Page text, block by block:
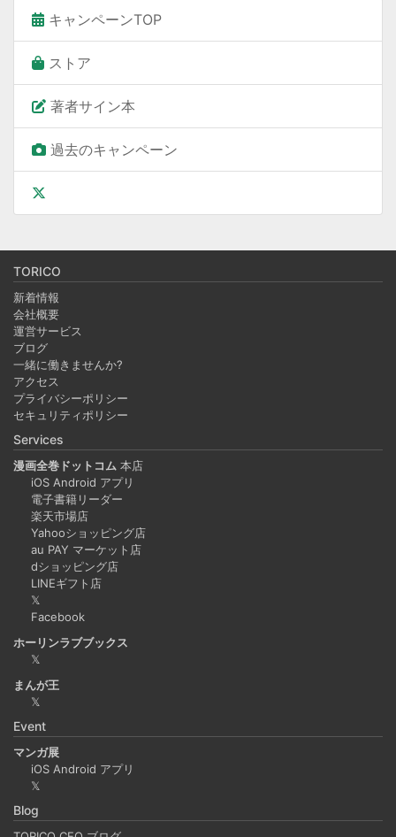
キャンペーンTOP
ストア
著者サイン本
過去のキャンペーン
TORICO
新着情報
会社概要
運営サービス
ブログ
一緒に働きませんか?
アクセス
プライバシーポリシー
セキュリティポリシー
Services
漫画全巻ドットコム 本店
iOS Android アプリ
電子書籍リーダー
楽天市場店
Yahooショッピング店
au PAY マーケット店
dショッピング店
LINEギフト店
𝕏
Facebook
ホーリンラブブックス
𝕏
まんが王
𝕏
Event
マンガ展
iOS Android アプリ
𝕏
Blog